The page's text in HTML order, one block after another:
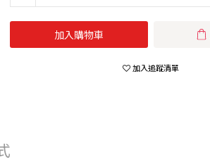
加入購物車
加入追蹤清單